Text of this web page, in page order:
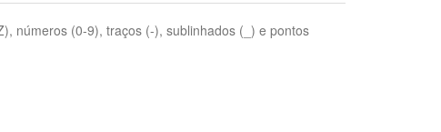
números (0-9), traços (-), sublinhados (_) e pontos